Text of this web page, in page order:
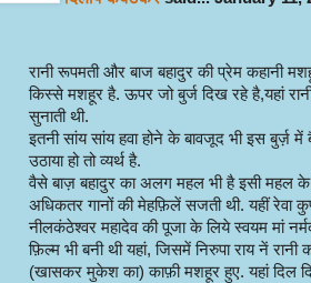
रानी रूपमती और बाज बहादुर की प्रेम कहानी
किस्से मशहूर है. ऊपर जो बुर्ज दिख रहे है,यहां
सुनाती थी.
इतनी सांय सांय हवा होने के बावजूद भी इस बुर्ज़
उठाया हो तो व्यर्थ है.
वैसे बाज़ बहादुर का अलग महल भी है इसी महल
अधिकतर गानों की मेहफ़िलें सजती थी. यहीं रेवा
नीलकंठेश्वर महादेव की पूजा के लिये स्वयम मां
फ़िल्म भी बनी थी यहां, जिसमें निरुपा राय नें
(खासकर मुकेश का) काफ़ी मशहूर हुए. यहां दिल